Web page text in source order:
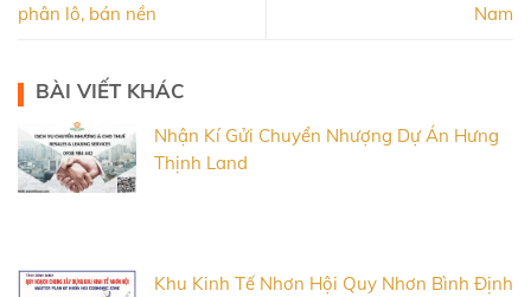
phân lô, bán nền
Nam
BÀI VIẾT KHÁC
Nhận Kí Gửi Chuyển Nhượng Dự Án Hưng
Thịnh Land
Khu Kinh Tế Nhơn Hội Quy Nhơn Bình Định